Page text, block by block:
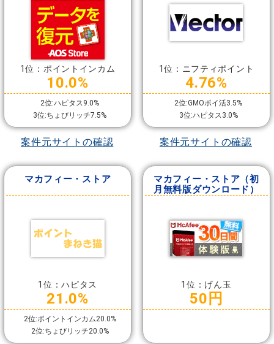
1位：ポイントインカム
10.0%
2位:ハピタス9.0%
3位:ちょびリッチ7.5%
案件元サイトの確認
1位：ニフティポイント
4.76%
2位:GMOポイ活3.5%
3位:ハピタス3.0%
案件元サイトの確認
マカフィー・ストア
1位：ハピタス
21.0%
2位:ポイントインカム20.0%
2位:ちょびリッチ20.0%
マカフィー・ストア（初
月無料版ダウンロード）
1位：げん玉
50円